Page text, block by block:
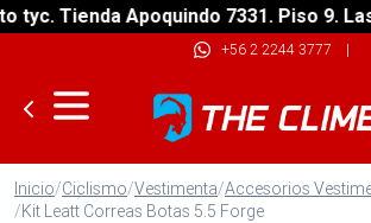
Tienda Apoquindo 7331. Piso 9. Las
+56 2 2244 3777 |
Inicio/Ciclismo/Vestimenta/Accesorios
/Kit Leatt Correas Botas 5.5 Forge